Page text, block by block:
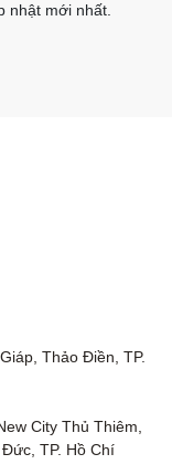
nhật mới nhất.
Thảo Điền, TP.
City Thủ Thiêm,
TP. Hồ Chí